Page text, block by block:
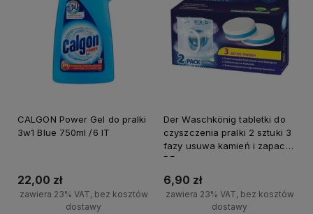
CALGON Power Gel do pralki
3w1 Blue 750ml /6 IT
22,00 zł
zawiera 23% VAT, bez kosztów
dostawy
Der Waschkönig tabletki do
czyszczenia pralki 2 sztuki 3
fazy usuwa kamień i zapach
DE
6,90 zł
zawiera 23% VAT, bez kosztów
dostawy